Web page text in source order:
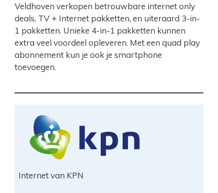
Veldhoven verkopen betrouwbare internet only
deals, TV + Internet pakketten, en uiteraard 3-in-
1 pakketten. Unieke 4-in-1 pakketten kunnen
extra veel voordeel opleveren. Met een quad play
abonnement kun je ook je smartphone
toevoegen.
Internet van KPN